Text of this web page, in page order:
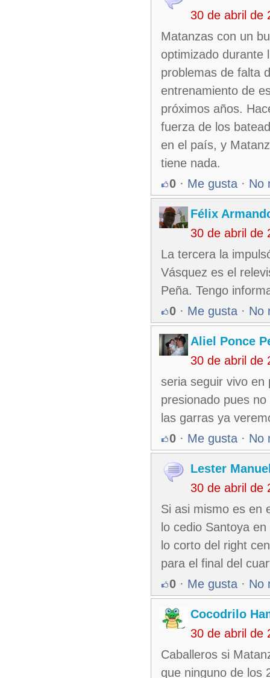
30 de abril de
Matanzas con un
optimizado durante
problemas de falta
entrenamiento de
próximos años.
fuerza de los
en el país, y
tiene nada.
0 · Me gusta · No
Félix
30 de abril de
La tercera la
Vásquez es el
Peña. Tengo
0 · Me gusta · No
Aliel Ponce
30 de abril de
seria seguir vivo
presionado pues
las garras ya
0 · Me gusta · No
Lester
30 de abril de
Si asi mismo es en
lo cedio Santoya
lo corto del right
para el final del
0 · Me gusta · No
Cocodrilo
30 de abril de
Caballeros si
que ninguno de los